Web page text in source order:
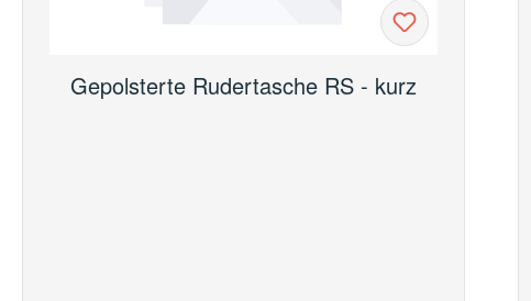
Gepolsterte Rudertasche RS - kurz